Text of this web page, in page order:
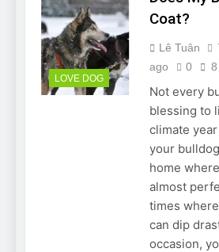
LOVE DOG
Coat?
Lê Tuân
ago
0
Not every
blessing to
climate
your
home
almost
times
can dip
occasion,